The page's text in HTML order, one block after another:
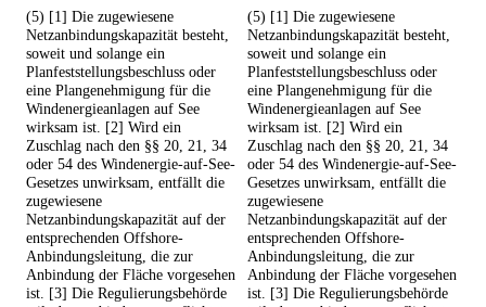
(5) [1] Die zugewiesene
Netzanbindungskapazität besteht,
soweit und solange ein
Planfeststellungsbeschluss oder
eine Plangenehmigung für die
Windenergieanlagen auf See
wirksam ist. [2] Wird ein
Zuschlag nach den §§ 20, 21, 34
oder 54 des Windenergie-auf-See-
Gesetzes unwirksam, entfällt die
zugewiesene
Netzanbindungskapazität auf der
entsprechenden Offshore-
Anbindungsleitung, die zur
Anbindung der Fläche vorgesehen
ist. [3] Die Regulierungsbehörde
(5) [1] Die zugewiesene
Netzanbindungskapazität besteht,
soweit und solange ein
Planfeststellungsbeschluss oder
eine Plangenehmigung für die
Windenergieanlagen auf See
wirksam ist. [2] Wird ein
Zuschlag nach den §§ 20, 21, 34
oder 54 des Windenergie-auf-See-
Gesetzes unwirksam, entfällt die
zugewiesene
Netzanbindungskapazität auf der
entsprechenden Offshore-
Anbindungsleitung, die zur
Anbindung der Fläche vorgesehen
ist. [3] Die Regulierungsbehörde